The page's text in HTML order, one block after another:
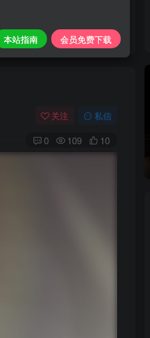
关注 私信
0 109 10
本站指南 会员免费下载